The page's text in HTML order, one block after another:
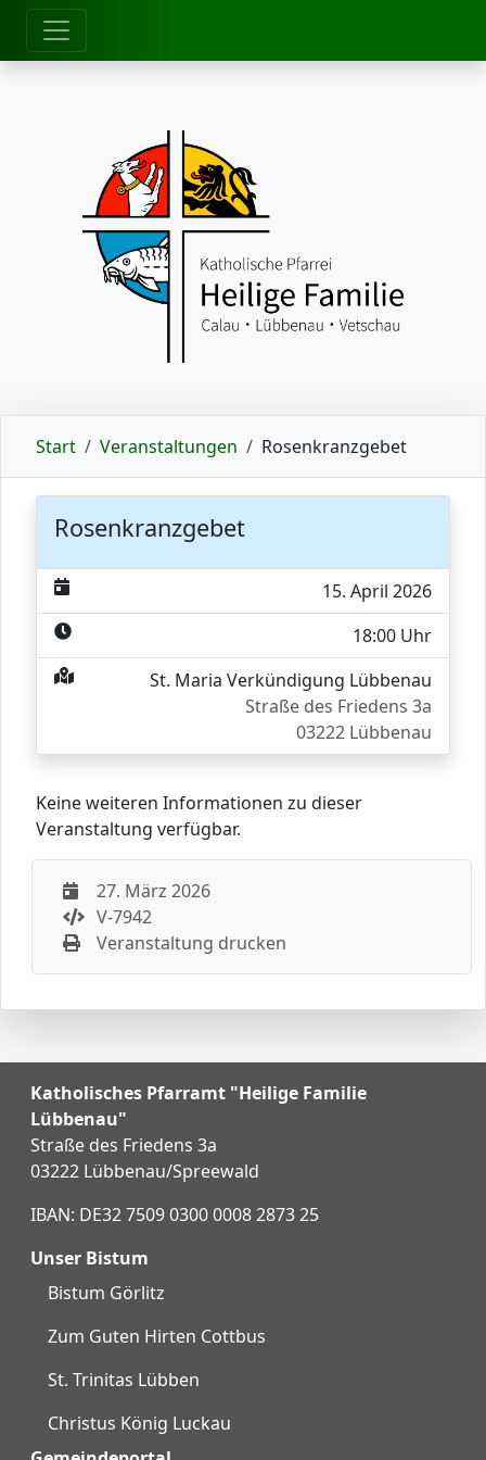
zum Inhalt
Start Veranstaltungen Rosenkranzgebet
Rosenkranzgebet
15. April 2026
18:00 Uhr
St. Maria Verkündigung Lübbenau
Straße des Friedens 3a
03222 Lübbenau
Keine weiteren Informationen zu dieser
Veranstaltung verfügbar.
27. März 2026
V-7942
Veranstaltung drucken
Katholisches Pfarramt "Heilige Familie
Lübbenau"
Straße des Friedens 3a
03222 Lübbenau/Spreewald
IBAN: DE32 7509 0300 0008 2873 25
Unser Bistum
Bistum Görlitz
Zum Guten Hirten Cottbus
St. Trinitas Lübben
Christus König Luckau